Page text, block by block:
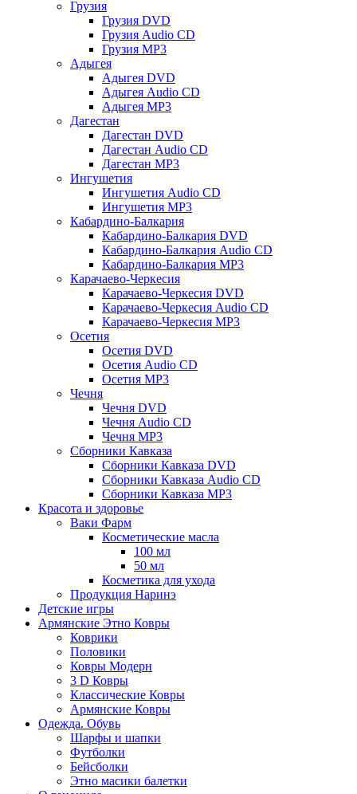
Грузия
Грузия DVD
Грузия Audio CD
Грузия MP3
Адыгея
Адыгея DVD
Адыгея Audio CD
Адыгея MP3
Дагестан
Дагестан DVD
Дагестан Audio CD
Дагестан MP3
Ингушетия
Ингушетия Audio CD
Ингушетия MP3
Кабардино-Балкария
Кабардино-Балкария DVD
Кабардино-Балкария Audio CD
Кабардино-Балкария MP3
Карачаево-Черкесия
Карачаево-Черкесия DVD
Карачаево-Черкесия Audio CD
Карачаево-Черкесия MP3
Осетия
Осетия DVD
Осетия Audio CD
Осетия MP3
Чечня
Чечня DVD
Чечня Audio CD
Чечня MP3
Сборники Кавказа
Сборники Кавказа DVD
Сборники Кавказа Audio CD
Сборники Кавказа MP3
Красота и здоровье
Ваки Фарм
Косметические масла
100 мл
50 мл
Косметика для ухода
Продукция Наринэ
Детские игры
Армянские Этно Ковры
Коврики
Половики
Ковры Модерн
3 D Ковры
Классические Ковры
Армянские Ковры
Одежда. Обувь
Шарфы и шапки
Футболки
Бейсболки
Этно масики балетки